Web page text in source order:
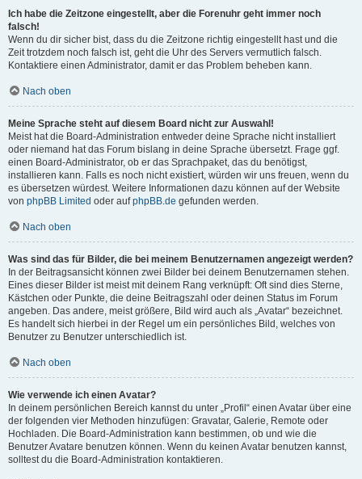
Ich habe die Zeitzone eingestellt, aber die Forenuhr geht immer noch
falsch!
Wenn du dir sicher bist, dass du die Zeitzone richtig eingestellt hast und die
Zeit trotzdem noch falsch ist, geht die Uhr des Servers vermutlich falsch.
Kontaktiere einen Administrator, damit er das Problem beheben kann.
Nach oben
Meine Sprache steht auf diesem Board nicht zur Auswahl!
Meist hat die Board-Administration entweder deine Sprache nicht installiert
oder niemand hat das Forum bislang in deine Sprache übersetzt. Frage ggf.
einen Board-Administrator, ob er das Sprachpaket, das du benötigst,
installieren kann. Falls es noch nicht existiert, würden wir uns freuen, wenn du
es übersetzen würdest. Weitere Informationen dazu können auf der Website
von phpBB Limited oder aufphpBB.de gefunden werden.
Nach oben
Was sind das für Bilder, die bei meinem Benutzernamen angezeigt werden?
In der Beitragsansicht können zwei Bilder bei deinem Benutzernamen stehen.
Eines dieser Bilder ist meist mit deinem Rang verknüpft: Oft sind dies Sterne,
Kästchen oder Punkte, die deine Beitragszahl oder deinen Status im Forum
angeben. Das andere, meist größere, Bild wird auch als „Avatar“ bezeichnet.
Es handelt sich hierbei in der Regel um ein persönliches Bild, welches von
Benutzer zu Benutzer unterschiedlich ist.
Nach oben
Wie verwende ich einen Avatar?
In deinem persönlichen Bereich kannst du unter „Profil“ einen Avatar über eine
der folgenden vier Methoden hinzufügen: Gravatar, Galerie, Remote oder
Hochladen. Die Board-Administration kann bestimmen, ob und wie die
Benutzer Avatare benutzen können. Wenn du keinen Avatar benutzen kannst,
solltest du die Board-Administration kontaktieren.